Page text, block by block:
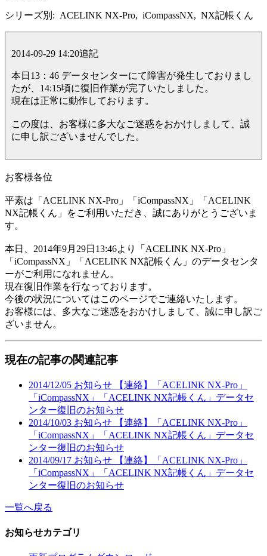
シリーズ別: ACELINK NX-Pro, iCompassNX, NX記帳くん
2014-09-29 14:20追記
本日13：46 データセンターにて障害が発生しておりまし
たが、14:15頃に復旧作業が完了いたしました。
現在は正常に動作しております。
この度は、お客様に多大なご迷惑をおかけしまして、誠
に申し訳ございませんでした。
お客様各位
平素は「ACELINK NX-Pro」「iCompassNX」「ACELINK
NX記帳くん」をご利用いただき、誠にありがとうございま
す。
本日、2014年9月29日13:46より「ACELINK NX-Pro」
「iCompassNX」「ACELINK NX記帳くん」のデータセンタ
ーがご利用になれません。
現在復旧作業を行なっております。
今後の状況についてはこのページでご連絡いたします。
お客様には、多大なご迷惑をおかけしまして、誠に申し訳ご
ざいません。
現在の記事の関連記事
2014/12/05 お知らせ
【連絡】「ACELINK NX-Pro」
「iCompassNX」「ACELINK NX記帳くん」データセ
ンター復旧のお知らせ
2014/10/03 お知らせ
【連絡】「ACELINK NX-Pro」
「iCompassNX」「ACELINK NX記帳くん」データセ
ンター復旧のお知らせ
2014/09/17 お知らせ
【連絡】「ACELINK NX-Pro」
「iCompassNX」「ACELINK NX記帳くん」データセ
ンター復旧のお知らせ
一覧へ戻る
お知らせカテゴリ